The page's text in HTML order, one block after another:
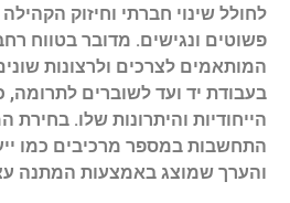
לחולל שינוי חברתי וחיזוק
פשוטים ונגישים. מדובר בטווח
המותאמים לצרכים ולרצונות
בעבודת יד ועד לשוברים
הייחודיות והיתרונות שלו.
התחשבות במספר מרכיבים כמו
והערך שמוצג באמצעות המתנה